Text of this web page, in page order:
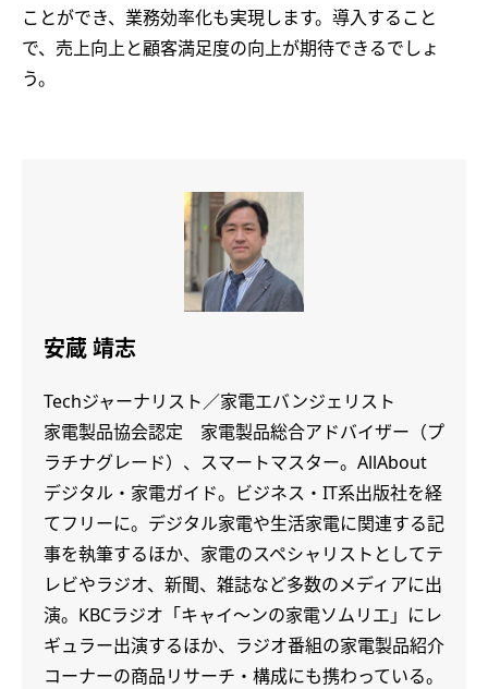
ことができ、業務効率化も実現します。導入すること
で、売上向上と顧客満足度の向上が期待できるでしょ
う。
安蔵 靖志
Techジャーナリスト／家電エバンジェリスト
家電製品協会認定 家電製品総合アドバイザー（プ
ラチナグレード）、スマートマスター。AllAbout
デジタル・家電ガイド。ビジネス・IT系出版社を経
てフリーに。デジタル家電や生活家電に関連する記
事を執筆するほか、家電のスペシャリストとしてテ
レビやラジオ、新聞、雑誌など多数のメディアに出
演。KBCラジオ「キャイ～ンの家電ソムリエ」にレ
ギュラー出演するほか、ラジオ番組の家電製品紹介
コーナーの商品リサーチ・構成にも携わっている。